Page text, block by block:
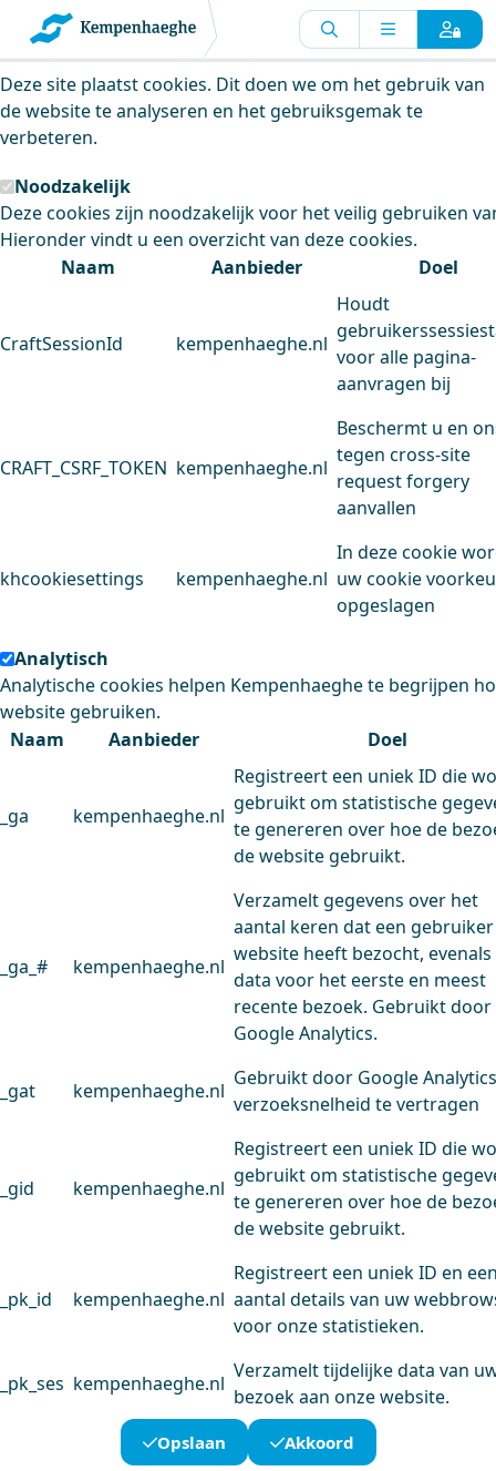
Kempenhaeghe maakt gebruik van
cookies
Deze site plaatst cookies. Dit doen we om het gebruik van
de website te analyseren en het gebruiksgemak te
verbeteren.
Noodzakelijk
Deze cookies zijn noodzakelijk voor het veilig gebruiken
Hieronder vindt u een overzicht van deze cookies.
Naam
Aanbieder Doel
CraftSessionId kempenhaeghe.nl
Houdt
voor alle pagina-
aanvragen bij
CRAFT_CSRF_TOKEN kempenhaeghe.nl
Beschermt u en
tegen cross-site
request forgery
aanvallen
khcookiesettings kempenhaeghe.nl
In deze cookie
uw cookie
opgeslagen
Analytisch
Analytische cookies helpen Kempenhaeghe te begrijpen
website gebruiken.
Naam
Aanbieder Doel
_ga kempenhaeghe.nl
Registreert een uniek ID die
gebruikt om statistische
te genereren over hoe de
de website gebruikt.
_ga_# kempenhaeghe.nl
Verzamelt gegevens over het
aantal keren dat een
website heeft bezocht, evenals
data voor het eerste en meest
recente bezoek. Gebruikt door
Google Analytics.
_gat kempenhaeghe.nl
Gebruikt door Google
verzoeksnelheid te vertragen
_gid kempenhaeghe.nl
Registreert een uniek ID die
gebruikt om statistische
te genereren over hoe de
de website gebruikt.
_pk_id kempenhaeghe.nl
Registreert een uniek ID en
aantal details van uw
voor onze statistieken.
_pk_ses kempenhaeghe.nl
Verzamelt tijdelijke data van
bezoek aan onze website.
Opslaan Akkoord